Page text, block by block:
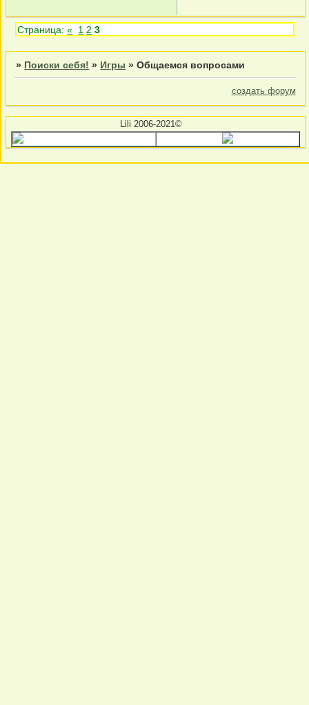
Страница:« 1 2 3
» Поиски себя! » Игры »Общаемся вопросами
создать форум
Lili 2006-2021©